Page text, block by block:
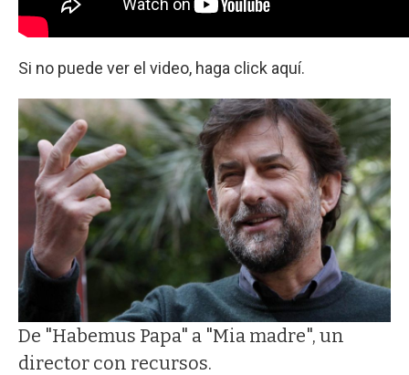
Si no puede ver el video, haga click aquí.
De "Habemus Papa" a "Mia madre", un
director con recursos.